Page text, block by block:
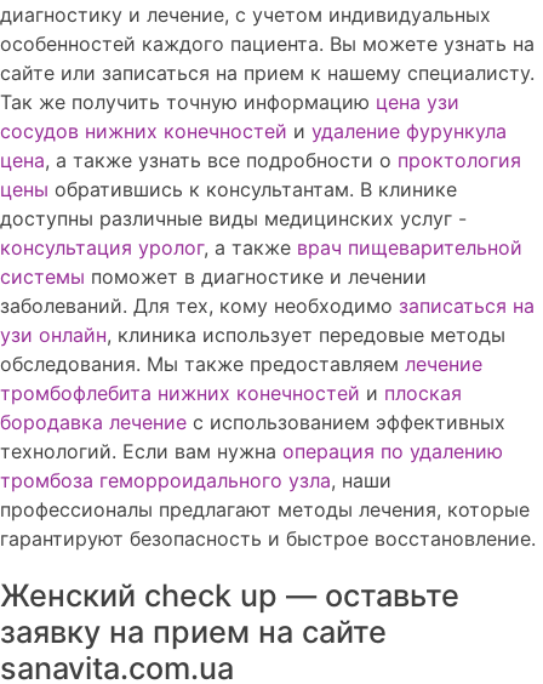
диагностику и лечение, с учетом индивидуальных
особенностей каждого пациента. Вы можете узнать на
сайте или записаться на прием к нашему специалисту.
Так же получить точную информацию цена узи
сосудов нижних конечностей и удаление фурункула
цена, а также узнать все подробности о проктология
цены обратившись к консультантам. В клинике
доступны различные виды медицинских услуг -
консультация уролог, а также врач пищеварительной
системы поможет в диагностике и лечении
заболеваний. Для тех, кому необходимо записаться на
узи онлайн, клиника использует передовые методы
обследования. Мы также предоставляем лечение
тромбофлебита нижних конечностей и плоская
бородавка лечение с использованием эффективных
технологий. Если вам нужна операция по удалению
тромбоза геморроидального узла, наши
профессионалы предлагают методы лечения, которые
гарантируют безопасность и быстрое восстановление.
Женский check up — оставьте
заявку на прием на сайте
sanavita.com.ua